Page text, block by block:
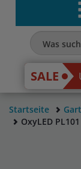
SALE
Startseite
OxyLED